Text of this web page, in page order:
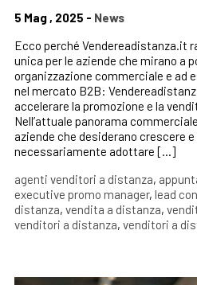
5 Mag , 2025 - News
Ecco perché Vendereadistanza.it
unica per le aziende che mirano a
organizzazione commerciale e ad
nel mercato B2B:
accelerare la promozione e la
Nell’attuale panorama
aziende che desiderano crescere
necessariamente adottare […]
agenti venditori a distanza,
executive promo manager, lead
distanza, vendita a distanza,
venditori a distanza, venditori a